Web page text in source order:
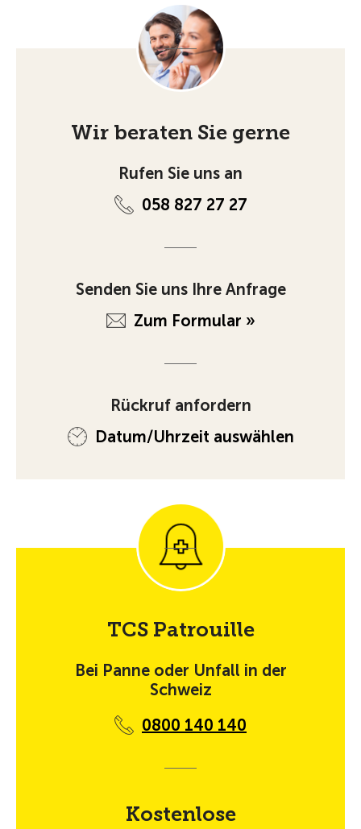
Wir beraten Sie gerne
Rufen Sie uns an
058 827 27 27
Senden Sie uns Ihre Anfrage
Zum Formular »
Rückruf anfordern
Datum/Uhrzeit auswählen
TCS Patrouille
Bei Panne oder Unfall in der
Schweiz
0800 140 140
Kostenlose